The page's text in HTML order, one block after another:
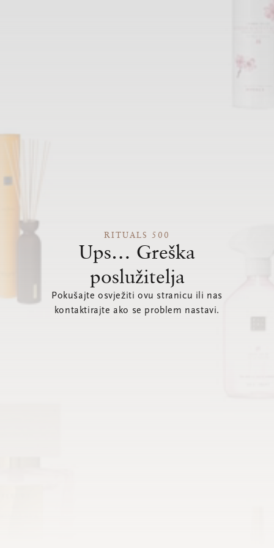
RITUALS 500
Ups… Greška
poslužitelja
Pokušajte osvježiti ovu stranicu ili nas
kontaktirajte ako se problem nastavi.